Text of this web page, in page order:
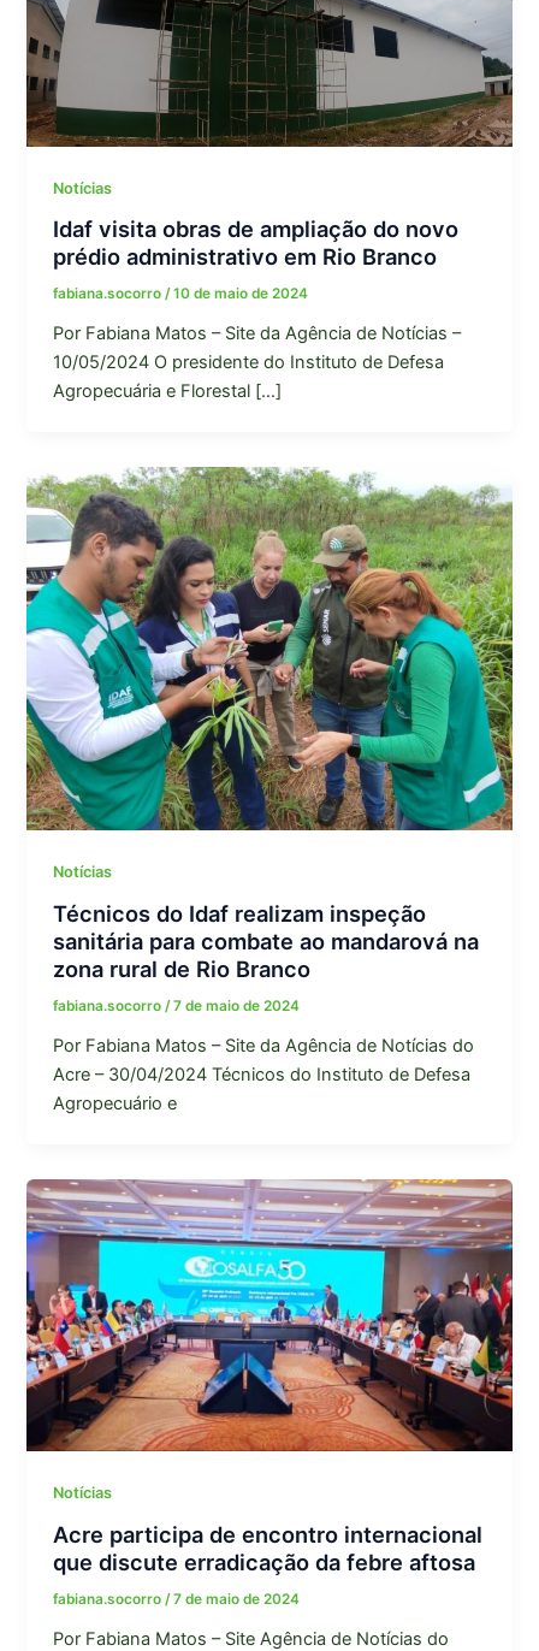
Notícias
Idaf visita obras de ampliação do novo
prédio administrativo em Rio Branco
fabiana.socorro/10 de maio de 2024
Por Fabiana Matos – Site da Agência de Notícias –
10/05/2024 O presidente do Instituto de Defesa
Agropecuária e Florestal […]
Notícias
Técnicos do Idaf realizam inspeção
sanitária para combate ao mandarová na
zona rural de Rio Branco
fabiana.socorro/7 de maio de 2024
Por Fabiana Matos – Site da Agência de Notícias do
Acre – 30/04/2024 Técnicos do Instituto de Defesa
Agropecuário e
Notícias
Acre participa de encontro internacional
que discute erradicação da febre aftosa
fabiana.socorro/7 de maio de 2024
Por Fabiana Matos – Site Agência de Notícias do